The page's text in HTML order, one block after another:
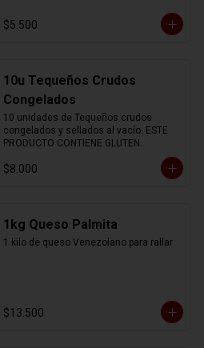
$5.500
10u Tequeños Crudos
Congelados
10 unidades de Tequeños crudos
congelados y sellados al vacío. ESTE
PRODUCTO CONTIENE GLUTEN.
$8.000
1kg Queso Palmita
1 kilo de queso Venezolano para rallar
$13.500